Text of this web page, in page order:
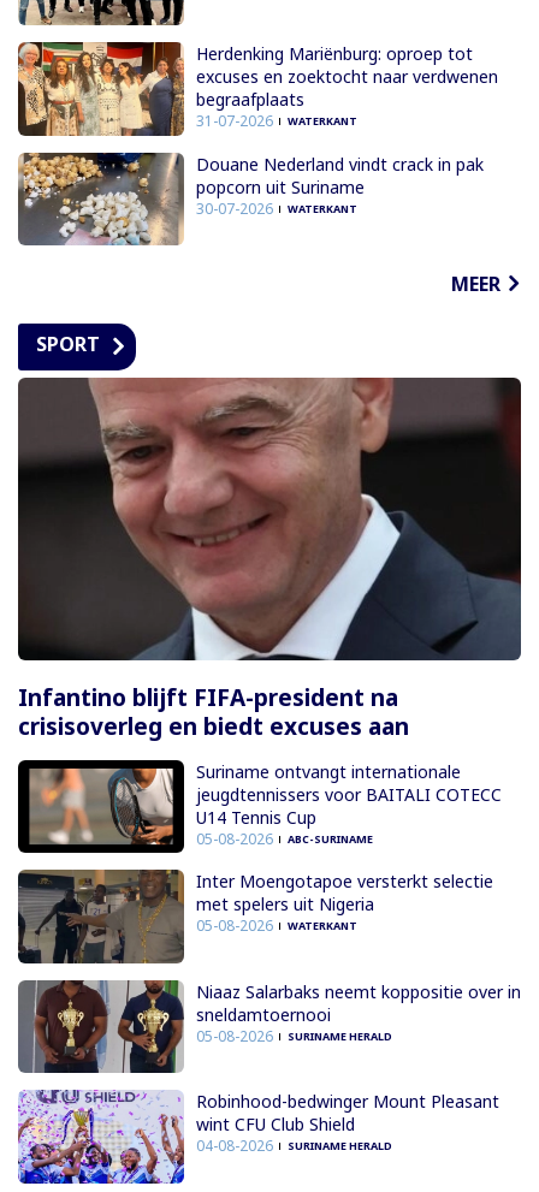
Herdenking Mariënburg: oproep tot
excuses en zoektocht naar verdwenen
begraafplaats
31-07-2026 WATERKANT
Douane Nederland vindt crack in pak
popcorn uit Suriname
30-07-2026 WATERKANT
MEER
SPORT
Infantino blijft FIFA-president na
crisisoverleg en biedt excuses aan
Suriname ontvangt internationale
jeugdtennissers voor BAITALI COTECC
U14 Tennis Cup
05-08-2026 ABC-SURINAME
Inter Moengotapoe versterkt selectie
met spelers uit Nigeria
05-08-2026 WATERKANT
Niaaz Salarbaks neemt koppositie over in
sneldamtoernooi
05-08-2026 SURINAME HERALD
Robinhood-bedwinger Mount Pleasant
wint CFU Club Shield
04-08-2026 SURINAME HERALD